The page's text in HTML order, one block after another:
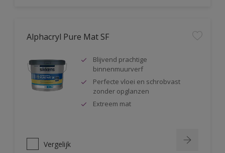
Alphacryl Pure Mat SF
Blijvend prachtige
binnenmuurverf
Perfecte vloei en schrobvast
zonder opglanzen
Extreem mat
Vergelijk